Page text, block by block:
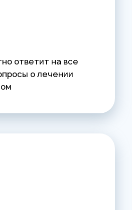
ответит на все
о лечении